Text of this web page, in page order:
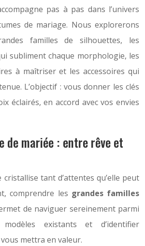
pas à pas dans l’univers
de mariage. Nous explorerons
familles de silhouettes, les
subliment chaque morphologie, les
à maîtriser et les accessoires qui
L’objectif : vous donner les clés
éclairés, en accord avec vos envies
de mariée : entre rêve et
tant d’attentes qu’elle peut
comprendre les grandes familles
de naviguer sereinement parmi
existants et d’identifier
mettra en valeur.